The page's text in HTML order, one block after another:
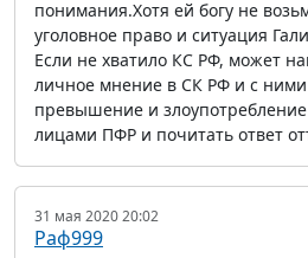
понимания.Хотя ей богу не
уголовное право и ситуация
Если не хватило КС РФ, может
личное мнение в СК РФ и с ними
превышение и
лицами ПФР и почитать ответ
31 мая 2020 20:02
Раф999